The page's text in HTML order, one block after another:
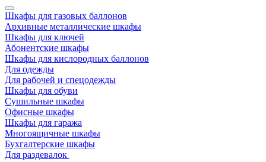
Шкафы для газовых баллонов
Архивные металлические шкафы
Шкафы для ключей
Абонентские шкафы
Шкафы для кислородных баллонов
Для одежды
Для рабочей и спецодежды
Шкафы для обуви
Сушильные шкафы
Офисные шкафы
Шкафы для гаража
Многоящичные шкафы
Бухгалтерские шкафы
Для раздевалок